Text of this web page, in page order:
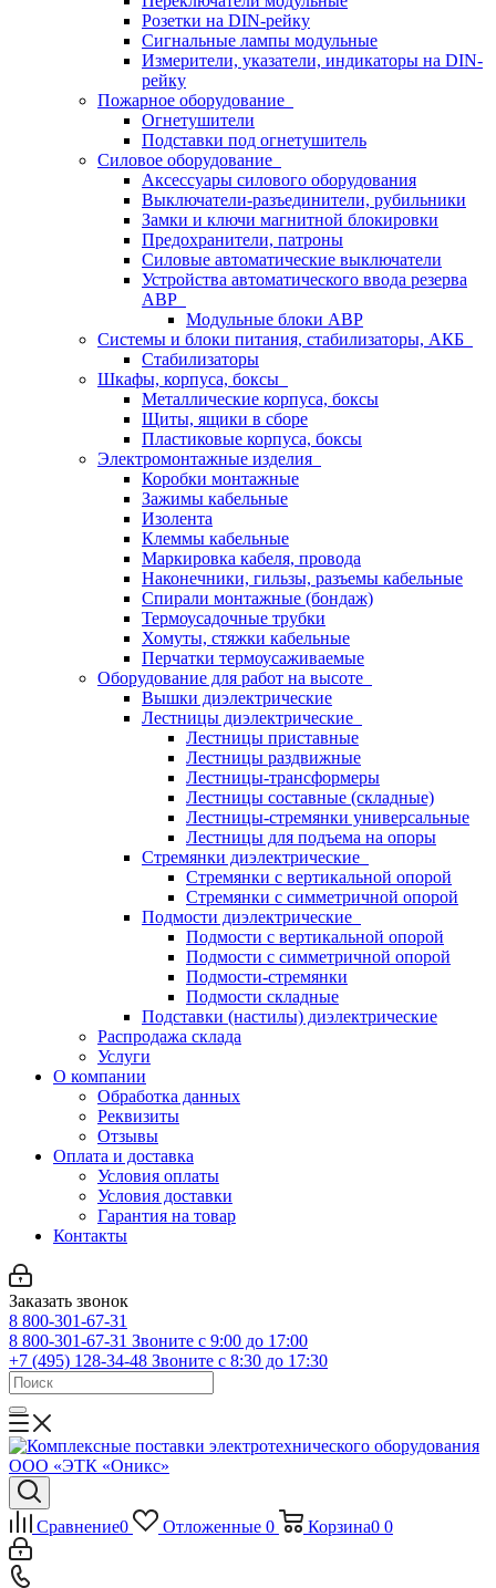
Розетки на DIN-рейку
Сигнальные лампы модульные
Измерители, указатели, индикаторы на DIN-
рейку
Пожарное оборудование
Огнетушители
Подставки под огнетушитель
Силовое оборудование
Аксессуары силового оборудования
Выключатели-разъединители, рубильники
Замки и ключи магнитной блокировки
Предохранители, патроны
Силовые автоматические выключатели
Устройства автоматического ввода резерва
АВР
Модульные блоки АВР
Системы и блоки питания, стабилизаторы, АКБ
Стабилизаторы
Шкафы, корпуса, боксы
Металлические корпуса, боксы
Щиты, ящики в сборе
Пластиковые корпуса, боксы
Электромонтажные изделия
Коробки монтажные
Зажимы кабельные
Изолента
Клеммы кабельные
Маркировка кабеля, провода
Наконечники, гильзы, разъемы кабельные
Спирали монтажные (бондаж)
Термоусадочные трубки
Хомуты, стяжки кабельные
Перчатки термоусаживаемые
Оборудование для работ на высоте
Вышки диэлектрические
Лестницы диэлектрические
Лестницы приставные
Лестницы раздвижные
Лестницы-трансформеры
Лестницы составные (складные)
Лестницы-стремянки универсальные
Лестницы для подъема на опоры
Стремянки диэлектрические
Стремянки с вертикальной опорой
Стремянки с симметричной опорой
Подмости диэлектрические
Подмости с вертикальной опорой
Подмости с симметричной опорой
Подмости-стремянки
Подмости складные
Подставки (настилы) диэлектрические
Распродажа склада
Услуги
О компании
Обработка данных
Реквизиты
Отзывы
Оплата и доставка
Условия оплаты
Условия доставки
Гарантия на товар
Контакты
Заказать звонок
8 800-301-67-31
8 800-301-67-31 Звоните с 9:00 до 17:00
+7 (495) 128-34-48 Звоните с 8:30 до 17:30
Сравнение0 Отложенные 0 Корзина0 0